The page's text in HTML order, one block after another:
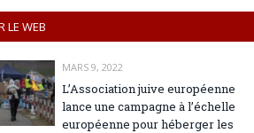
LE WEB
MARS 9, 2022
L’Association juive européenne
lance une campagne à l’échelle
européenne pour héberger les